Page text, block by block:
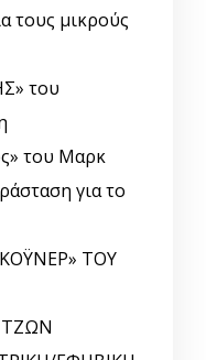
τους μικρούς
του
του Μαρκ
για το
ΚΟΫΝΕΡ» ΤΟΥ
ΤΖΩΝ